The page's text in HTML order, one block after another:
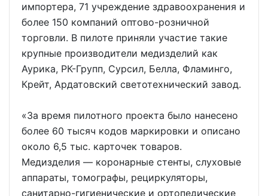
импортера, 71 учреждение здравоохранения и
более 150 компаний оптово-розничной
торговли. В пилоте приняли участие такие
крупные производители медизделий как
Аурика, РК-Групп, Сурсил, Белла, Фламинго,
Крейт, Ардатовский светотехнический завод.
«За время пилотного проекта было нанесено
более 60 тысяч кодов маркировки и описано
около 6,5 тыс. карточек товаров.
Медизделия — коронарные стенты, слуховые
аппараты, томографы, рециркуляторы,
санитарно-гигиенические и ортопедические